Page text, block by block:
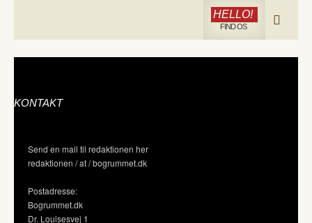
HELLO!
FIND OS
KONTAKT
Send en mail til redaktionen her
redaktionen / at / bogrummet.dk
Postadresse:
Bogrummet.dk
Dr. Louisesvej 1